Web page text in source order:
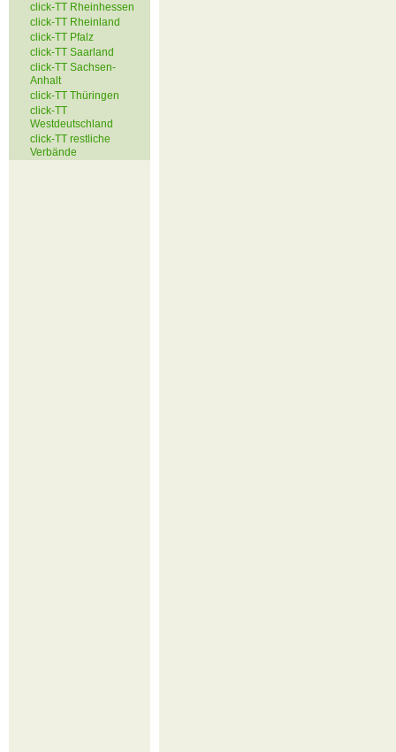
click-TT Rheinhessen
click-TT Rheinland
click-TT Pfalz
click-TT Saarland
click-TT Sachsen-
Anhalt
click-TT Thüringen
click-TT
Westdeutschland
click-TT restliche
Verbände